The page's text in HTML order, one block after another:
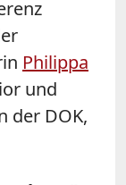
Philippa
und
der DOK,